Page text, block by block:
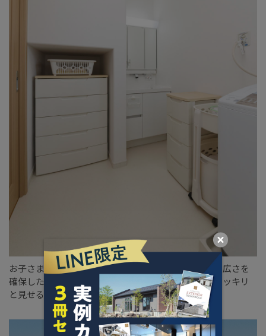
お子さまたちをお風呂に入れやすいように、ゆとりの広さを
確保したサニタリー。洗面化粧台や収納の収まりをスッキリ
と見せる工夫もポイントです。